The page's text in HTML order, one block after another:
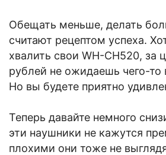
Обещать меньше, делать
считают рецептом успеха.
хвалить свои WH-CH520, за
рублей не ожидаешь чего-
Но вы будете приятно
Теперь давайте немного
эти наушники не кажутся
плохими они тоже не